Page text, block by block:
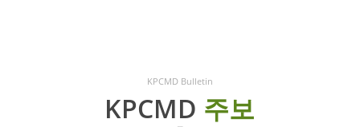
KPCMD Bulletin
KPCMD 주보